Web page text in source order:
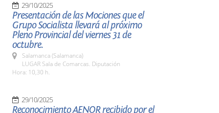
29/10/2025
Presentación de las Mociones que el
Grupo Socialista llevará al próximo
Pleno Provincial del viernes 31 de
octubre.
Salamanca (Salamanca)
LUGAR Sala de Comarcas. Diputación
Hora: 10,30 h.
29/10/2025
Reconocimiento AENOR recibido por el